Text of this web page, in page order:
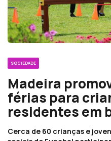
SOCIEDADE
Madeira
férias para
residentes em
Cerca de 60 crianças e